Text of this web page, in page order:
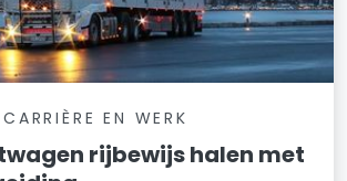
EN WERK
rijbewijs halen met